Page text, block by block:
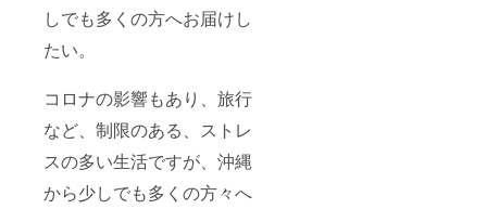
しでも多くの方へお届けし
たい。
コロナの影響もあり、旅行
など、制限のある、ストレ
スの多い生活ですが、沖縄
から少しでも多くの方々へ